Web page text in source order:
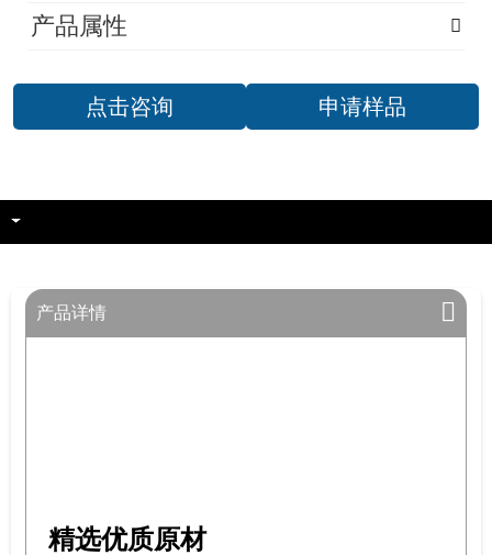
产品属性
点击咨询 申请样品
产品详情
精选优质原材